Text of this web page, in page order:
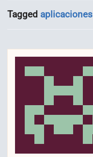
Tagged aplicaciones